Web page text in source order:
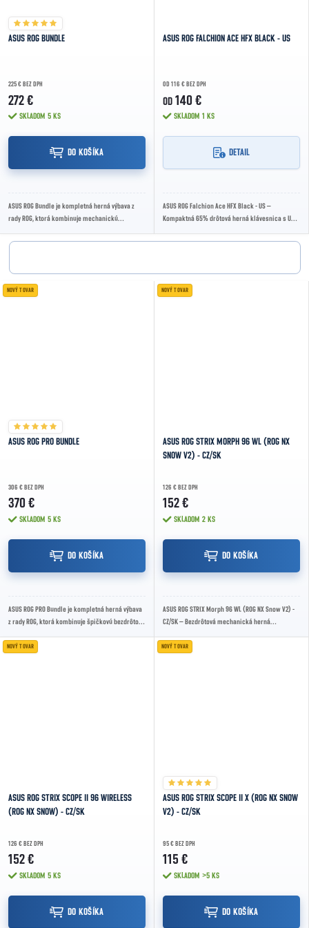
ASUS ROG BUNDLE
225 € BEZ DPH
272 €
SKLADOM 5 KS
DO KOŠÍKA
ASUS ROG Bundle je kompletná herná výbava z
rady ROG, ktorá kombinuje mechanickú
a XL...
ASUS ROG FALCHION ACE HFX BLACK - US
OD 116 € BEZ DPH
OD 140 €
SKLADOM 1 KS
DETAIL
ASUS ROG Falchion Ace HFX Black - US –
Kompaktná 65% drôtová herná klávesnica s US
nastaviteľnou...
NOVÝ TOVAR
ASUS ROG PRO BUNDLE
306 € BEZ DPH
370 €
SKLADOM 5 KS
DO KOŠÍKA
ASUS ROG PRO Bundle je kompletná herná výbava
z rady ROG, ktorá kombinuje špičkovú bezdrôtovú
NOVÝ TOVAR
ASUS ROG STRIX MORPH 96 WL (ROG NX
SNOW V2) - CZ/SK
126 € BEZ DPH
152 €
SKLADOM 2 KS
DO KOŠÍKA
ASUS ROG STRIX Morph 96 WL (ROG NX Snow V2) -
CZ/SK – Bezdrôtová mechanická herná
layoutom,...
NOVÝ TOVAR
ASUS ROG STRIX SCOPE II 96 WIRELESS
(ROG NX SNOW) - CZ/SK
126 € BEZ DPH
152 €
SKLADOM 5 KS
DO KOŠÍKA
NOVÝ TOVAR
ASUS ROG STRIX SCOPE II X (ROG NX SNOW
V2) - CZ/SK
95 € BEZ DPH
115 €
SKLADOM >5 KS
DO KOŠÍKA